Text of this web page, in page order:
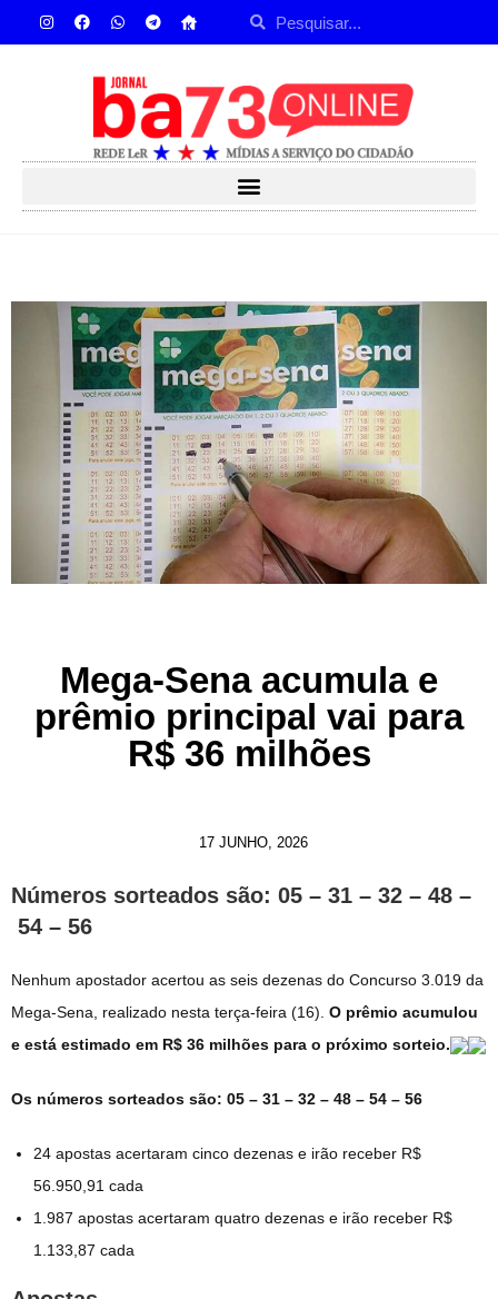
Mega-Sena acumula e
prêmio principal vai para
R$ 36 milhões
17 JUNHO, 2026
Números sorteados são: 05 – 31 – 32 – 48 –
54 – 56
Nenhum apostador acertou as seis dezenas do Concurso 3.019 da
Mega-Sena, realizado nesta terça-feira (16). O prêmio acumulou
e está estimado em R$ 36 milhões para o próximo sorteio.
Os números sorteados são: 05 – 31 – 32 – 48 – 54 – 56
24 apostas acertaram cinco dezenas e irão receber R$
56.950,91 cada
1.987 apostas acertaram quatro dezenas e irão receber R$
1.133,87 cada